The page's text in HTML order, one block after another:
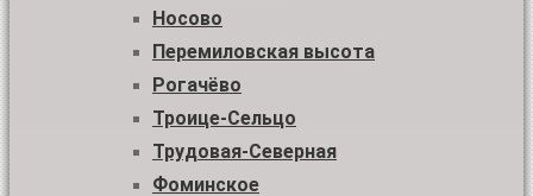
Носово
Перемиловская высота
Рогачёво
Троице-Сельцо
Трудовая-Северная
Фоминское